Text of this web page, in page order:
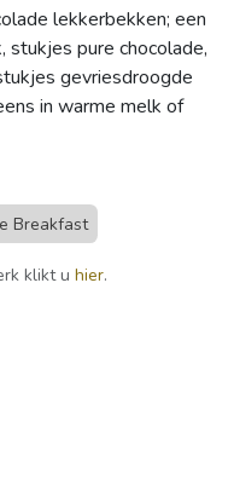
lekkerbekken; een
stukjes pure chocolade,
gevriesdroogde
in warme melk of
Breakfast
klikt u hier.